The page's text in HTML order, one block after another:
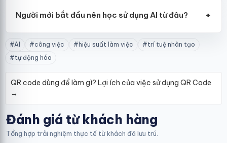
Người mới bắt đầu nên học sử dụng AI từ đâu? +
#AI #công việc #hiệu suất làm việc
#trí tuệ nhân tạo
#tự động hóa
QR code dùng để làm gì? Lợi ích của việc sử dụng QR Code
→
Đánh giá từ khách hàng
Tổng hợp trải nghiệm thực tế từ khách đã lưu trú.